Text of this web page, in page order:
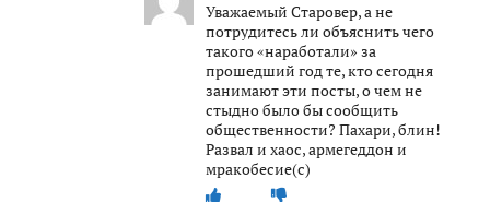
Уважаемый Старовер, а не
потрудитесь ли объяснить чего
такого «наработали» за
прошедший год те, кто сегодня
занимают эти посты, о чем не
стыдно было бы сообщить
общественности? Пахари, блин!
Развал и хаос, армегеддон и
мракобесие(с)